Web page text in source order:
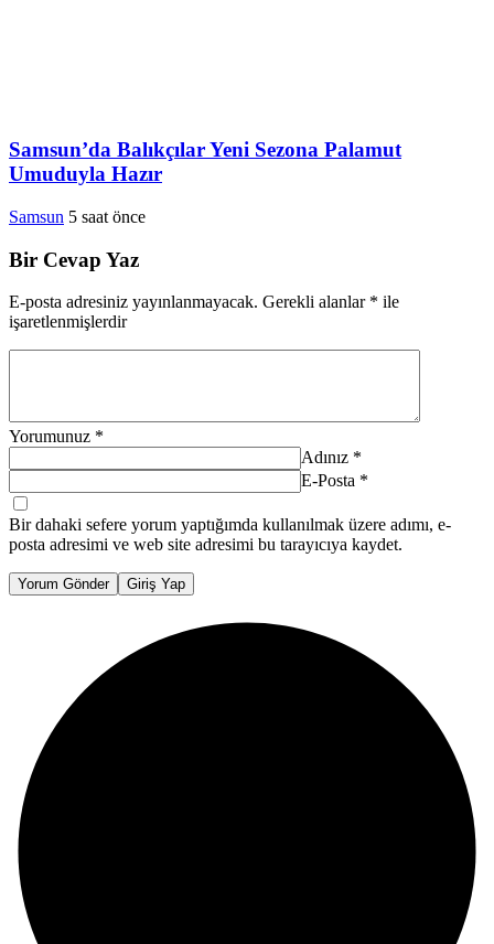
Samsun’da Balıkçılar Yeni Sezona Palamut
Umuduyla Hazır
Samsun 5 saat önce
Bir Cevap Yaz
E-posta adresiniz yayınlanmayacak. Gerekli alanlar * ile
işaretlenmişlerdir
Yorumunuz *
Adınız *
E-Posta *
Bir dahaki sefere yorum yaptığımda kullanılmak üzere adımı, e-
posta adresimi ve web site adresimi bu tarayıcıya kaydet.
Yorum Gönder Giriş Yap